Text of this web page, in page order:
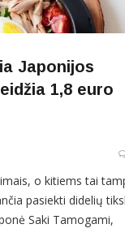
Japonijos
1,8 euro
o kitiems tai
pasiekti didelių
Saki Tamogami,